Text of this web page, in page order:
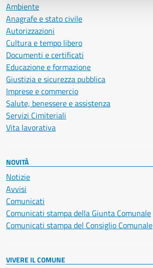
Ambiente
Anagrafe e stato civile
Autorizzazioni
Cultura e tempo libero
Documenti e certificati
Educazione e formazione
Giustizia e sicurezza pubblica
Imprese e commercio
Salute, benessere e assistenza
Servizi Cimiteriali
Vita lavorativa
NOVITÀ
Notizie
Avvisi
Comunicati
Comunicati stampa della Giunta Comunale
Comunicati stampa del Consiglio Comunale
VIVERE IL COMUNE